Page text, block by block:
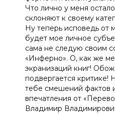
Что лично у меня
склоняют к своему
Ну теперь исповедь от
будет мое личное
сама не следую своим
«Инферно». О, как же
экранизаций книг!
подвергается критике!
тебе смешений фактов
впечатления от
Владимир